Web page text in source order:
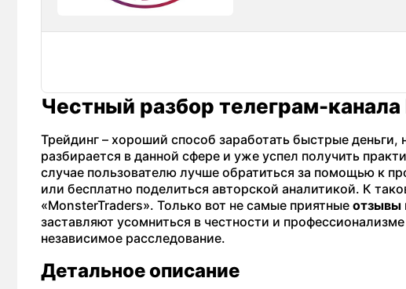
Честный разбор телеграм-
Трейдинг – хороший способ заработать быстрые
разбирается в данной сфере и уже успел получить
случае пользователю лучше обратиться за помощью к
или бесплатно поделиться авторской аналитикой. К
«MonsterTraders». Только вот не самые приятные отзывы
заставляют усомниться в честности и
независимое расследование.
Детальное описание